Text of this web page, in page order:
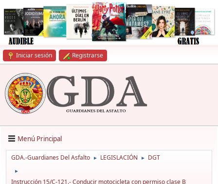
Iniciar sesión Registrarse
Menú Principal
GDA.-Guardianes Del Asfalto ► LEGISLACIÓN ► DGT
►
Instrucción 15/C-121.- Conducir motocicleta con permiso clase B